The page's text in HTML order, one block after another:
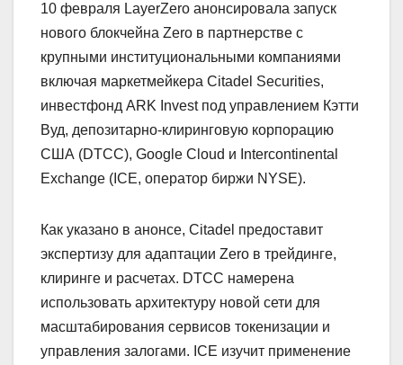
10 февраля LayerZero анонсировала запуск
нового блокчейна Zero в партнерстве с
крупными институциональными компаниями
включая маркетмейкера Citadel Securities,
инвестфонд ARK Invest под управлением Кэтти
Вуд, депозитарно-клиринговую корпорацию
США (DTCC), Google Cloud и Intercontinental
Exchange (ICE, оператор биржи NYSE).
Как указано в анонсе, Citadel предоставит
экспертизу для адаптации Zero в трейдинге,
клиринге и расчетах. DTCC намерена
использовать архитектуру новой сети для
масштабирования сервисов токенизации и
управления залогами. ICE изучит применение